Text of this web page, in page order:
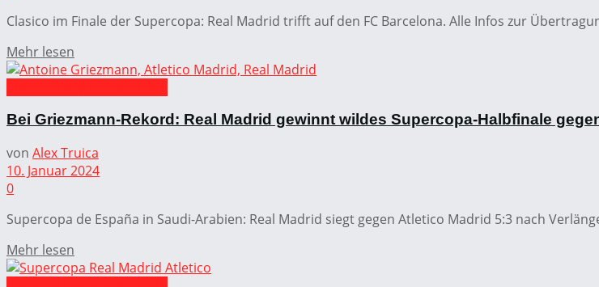
Clasico im Finale der Supercopa: Real Madrid trifft auf den FC Barcelona. Alle Infos zur
Mehr lesen
Bei Griezmann-Rekord: Real Madrid gewinnt wildes Supercopa-Halbfinale
von Alex Truica
10. Januar 2024
0
Supercopa de España in Saudi-Arabien: Real Madrid siegt gegen Atletico Madrid 5:3 nach
Mehr lesen